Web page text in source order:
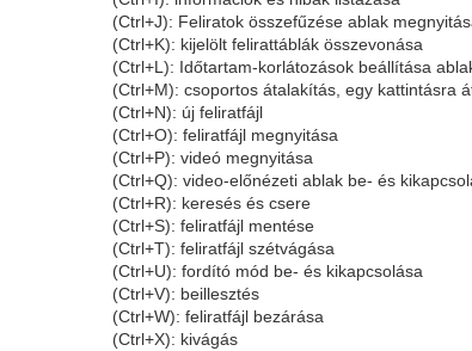
(Ctrl+J): Feliratok összefűzése ablak
(Ctrl+K): kijelölt felirattáblák összevonása
(Ctrl+L): Időtartam-korlátozások beállítása
(Ctrl+M): csoportos átalakítás, egy kattintásra
(Ctrl+N): új feliratfájl
(Ctrl+O): feliratfájl megnyitása
(Ctrl+P): videó megnyitása
(Ctrl+Q): video-előnézeti ablak be- és
(Ctrl+R): keresés és csere
(Ctrl+S): feliratfájl mentése
(Ctrl+T): feliratfájl szétvágása
(Ctrl+U): fordító mód be- és kikapcsolása
(Ctrl+V): beillesztés
(Ctrl+W): feliratfájl bezárása
(Ctrl+X): kivágás